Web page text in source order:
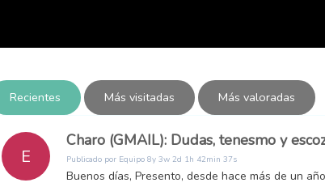
Recientes Más visitadas Más valoradas
E
Charo (GMAIL): Dudas, tenesmo y
Publicado por Equipo 8y 3w 2d 1h 42min 37s
Buenos días, Presento, desde hace más de un